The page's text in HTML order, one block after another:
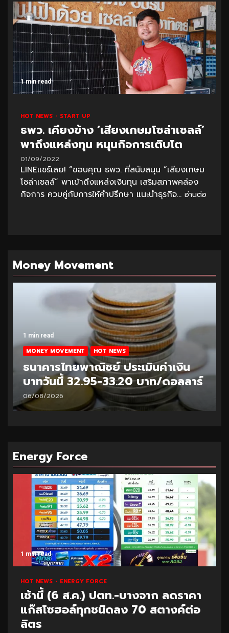
1 min read
HOT NEWS START UP
ธพว. เคียงข้าง ‘เสียงเกษมโซล่าเซลล์’
พาถึงแหล่งทุน หนุนกิจการเติบโต
01/09/2022
LINEแชร์เลย! “ขอบคุณ ธพว. ที่สนับสนุน “เสียงเกษม
โซล่าเซลล์” พาเข้าถึงแหล่งเงินทุน เสริมสภาพคล่อง
กิจการ ควบคู่กับการให้คำปรึกษา แนะนำธุรกิจ... อ่านต่อ
Money Movement
1 min read
MONEY MOVEMENT HOT NEWS
ธนาคารไทยพาณิชย์ ประเมินค่าเงิน
บาทวันนี้ 32.95-33.20 บาท/ดอลลาร์
06/08/2026
Energy Force
1 min read
HOT NEWS ENERGY FORCE
เช้านี้ (6 ส.ค.) ปตท.-บางจาก ลดราคา
แก๊สโซฮอล์ทุกชนิดลง 70 สตางค์ต่อ
ลิตร